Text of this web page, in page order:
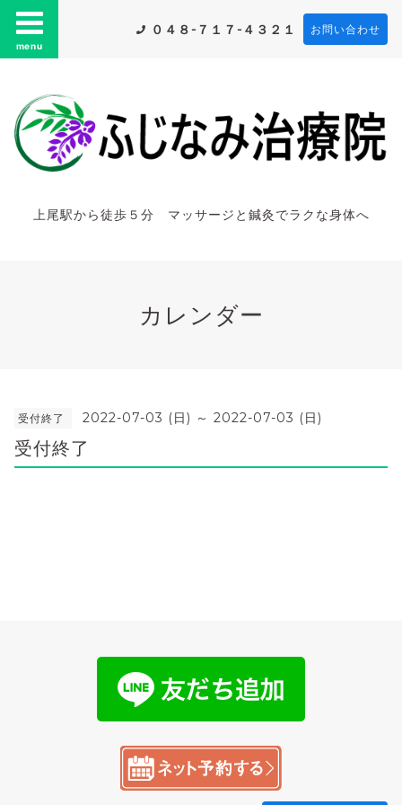
menu
０４８-７１７-４３２１ お問い合わせ
上尾駅から徒歩５分 マッサージと鍼灸でラクな身体へ
カレンダー
受付終了 2022-07-03 (日) ～ 2022-07-03 (日)
受付終了